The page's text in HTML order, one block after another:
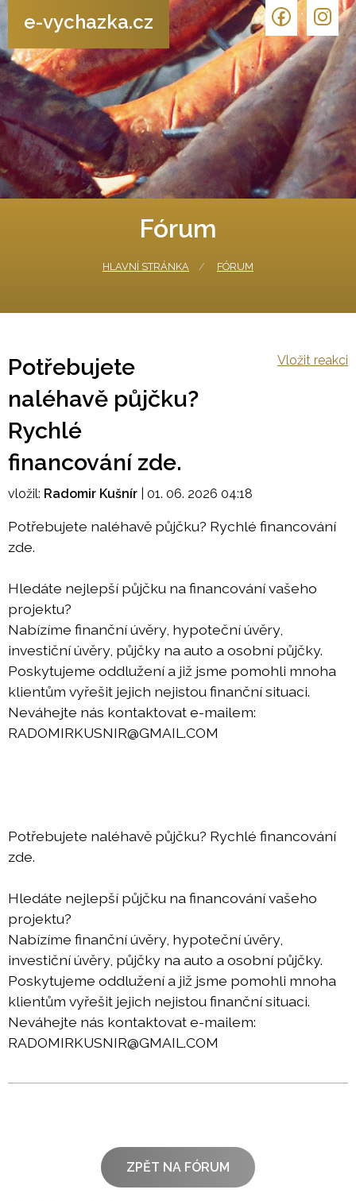
e-vychazka.cz
Fórum
HLAVNÍ STRÁNKA FÓRUM
Potřebujete
naléhavě půjčku?
Rychlé
financování zde.
Vložit reakci
vložil: Radomir Kušnír 01. 06. 2026 04:18
Potřebujete naléhavě půjčku? Rychlé financování
zde.
Hledáte nejlepší půjčku na financování vašeho
projektu?
Nabízíme finanční úvěry, hypoteční úvěry,
investiční úvěry, půjčky na auto a osobní půjčky.
Poskytujeme oddlužení a již jsme pomohli mnoha
klientům vyřešit jejich nejistou finanční situaci.
Neváhejte nás kontaktovat e-mailem:
RADOMIRKUSNIR@GMAIL.COM
Potřebujete naléhavě půjčku? Rychlé financování
zde.
Hledáte nejlepší půjčku na financování vašeho
projektu?
Nabízíme finanční úvěry, hypoteční úvěry,
investiční úvěry, půjčky na auto a osobní půjčky.
Poskytujeme oddlužení a již jsme pomohli mnoha
klientům vyřešit jejich nejistou finanční situaci.
Neváhejte nás kontaktovat e-mailem:
RADOMIRKUSNIR@GMAIL.COM
ZPĚT NA FÓRUM